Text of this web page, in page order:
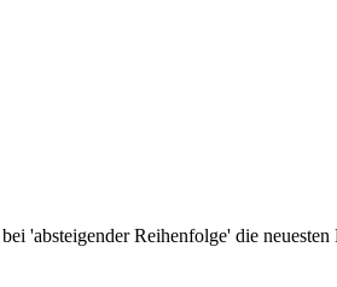
'absteigender Reihenfolge' die neuesten